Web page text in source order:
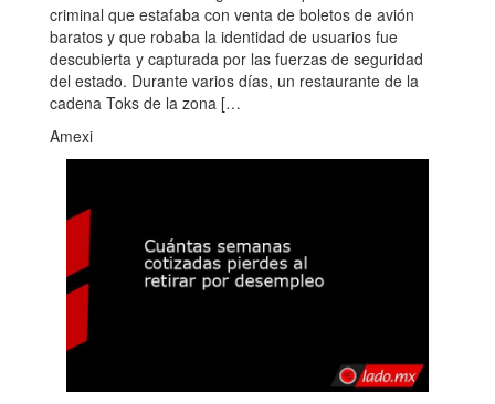
criminal que estafaba con venta de boletos de avión
baratos y que robaba la identidad de usuarios fue
descubierta y capturada por las fuerzas de seguridad
del estado. Durante varios días, un restaurante de la
cadena Toks de la zona […
Amexi